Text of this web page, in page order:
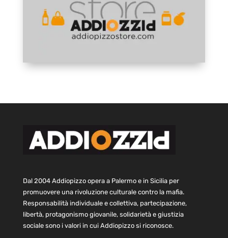
Dal 2004 Addiopizzo opera a Palermo e in Sicilia per
promuovere una rivoluzione culturale contro la mafia.
Responsabilità individuale e collettiva, partecipazione,
libertà, protagonismo giovanile, solidarietà e giustizia
sociale sono i valori in cui Addiopizzo si riconosce.